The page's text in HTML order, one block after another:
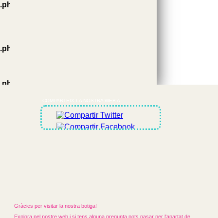
Gràcies per visitar la nostra botiga!
Explora pel nostre web i si tens alguna pregunta pots pasar per l'apartat de